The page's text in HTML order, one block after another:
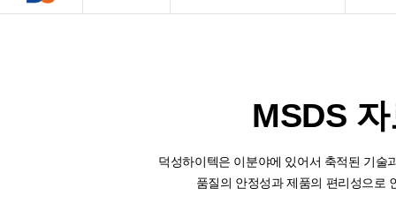
MSDS
덕성하이텍은 이분야에 있어서 축적된 기술
품질의 안정성과 제품의 편리성으로